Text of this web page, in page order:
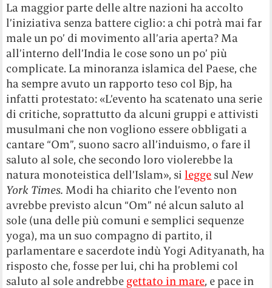
La maggior parte delle altre nazioni ha accolto
l’iniziativa senza battere ciglio: a chi potrà mai far
male un po’ di movimento all’aria aperta? Ma
all’interno dell’India le cose sono un po’ più
complicate. La minoranza islamica del Paese, che
ha sempre avuto un rapporto teso col Bjp, ha
infatti protestato: «L’evento ha scatenato una serie
di critiche, soprattutto da alcuni gruppi e attivisti
musulmani che non vogliono essere obbligati a
cantare “Om”, suono sacro all’induismo, o fare il
saluto al sole, che secondo loro violerebbe la
natura monoteistica dell’Islam», si legge sulNew
York Times.Modi ha chiarito che l’evento non
avrebbe previsto alcun “Om” né alcun saluto al
sole (una delle più comuni e semplici sequenze
yoga), ma un suo compagno di partito, il
parlamentare e sacerdote indù Yogi Adityanath, ha
risposto che, fosse per lui, chi ha problemi col
saluto al sole andrebbe gettato in mare, e pace in